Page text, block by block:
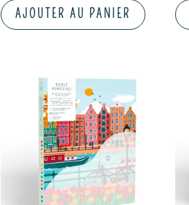
AJOUTER AU PANIER